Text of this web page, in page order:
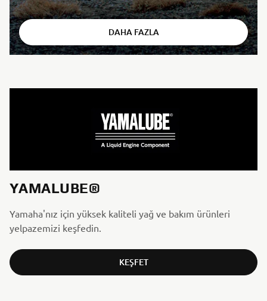
hazırız.
DAHA FAZLA
YAMALUBE®
Yamaha'nız için yüksek kaliteli yağ ve bakım ürünleri
yelpazemizi keşfedin.
KEŞFET